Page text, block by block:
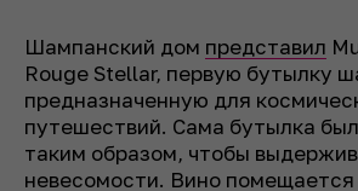
Шампанский дом представил
Rouge Stellar, первую бутылку
предназначенную для
путешествий. Сама бутылка
таким образом, чтобы
невесомости. Вино помещается